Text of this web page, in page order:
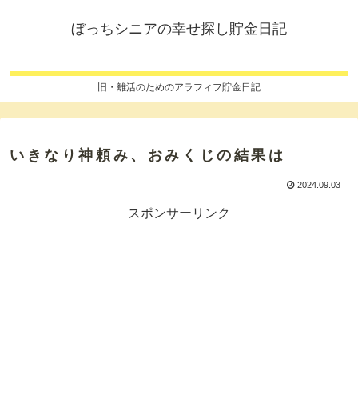
ぼっちシニアの幸せ探し貯金日記
旧・離活のためのアラフィフ貯金日記
いきなり神頼み、おみくじの結果は
2024.09.03
スポンサーリンク